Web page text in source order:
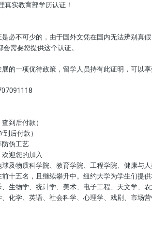
真实教育部学历认证！
必不可少的，由于国外文凭在国内无法辨别真
需要您提供这个认证。
的一项优待政策，留学人员持有此证明，可以
到后付款）
后付款）
防伪工艺
迎您的加入
及物质科学院、教育学院、工程学院、健康与
十五名，且继续攀升中。纽约大学为学生们提
生物学、统计学、美术、电子工程、天文学、
化学、英语、社会科学、心理学、戏剧、市场